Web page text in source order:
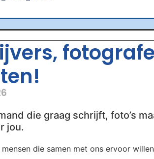
die graag schrijft, foto’s
jou.
die samen met ons ervoor